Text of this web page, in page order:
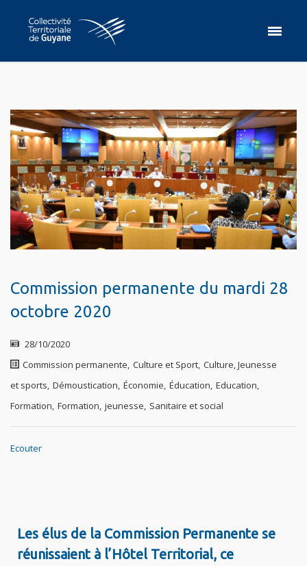
Commission permanente du mardi 28
octobre 2020
28/10/2020
Commission permanente, Culture et Sport, Culture, Jeunesse
et sports, Démoustication, Économie, Éducation, Education,
Formation, Formation, jeunesse, Sanitaire et social
Ecouter
Les élus de la Commission Permanente se
réunissaient à l’Hôtel Territorial, ce